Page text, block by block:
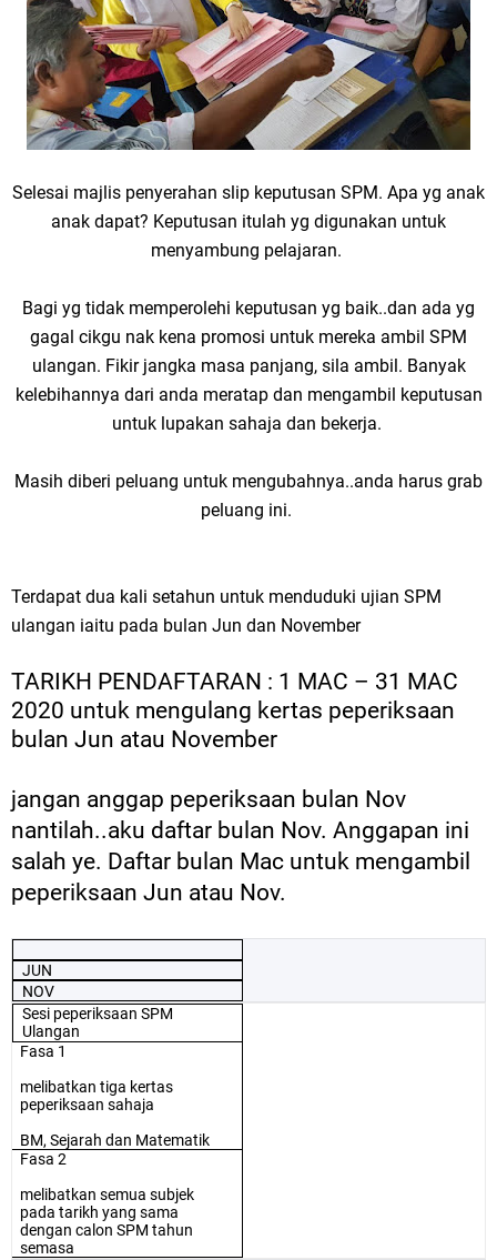
Selesai majlis penyerahan slip keputusan SPM. Apa yg anak
anak dapat? Keputusan itulah yg digunakan untuk
menyambung pelajaran.
Bagi yg tidak memperolehi keputusan yg baik..dan ada yg
gagal cikgu nak kena promosi untuk mereka ambil SPM
ulangan. Fikir jangka masa panjang, sila ambil. Banyak
kelebihannya dari anda meratap dan mengambil keputusan
untuk lupakan sahaja dan bekerja.
Masih diberi peluang untuk mengubahnya..anda harus grab
peluang ini.
Terdapat dua kali setahun untuk menduduki ujian SPM
ulangan iaitu pada bulan Jun dan November
TARIKH PENDAFTARAN : 1 MAC – 31 MAC
2020 untuk mengulang kertas peperiksaan
bulan Jun atau November
jangan anggap peperiksaan bulan Nov
nantilah..aku daftar bulan Nov. Anggapan ini
salah ye. Daftar bulan Mac untuk mengambil
peperiksaan Jun atau Nov.
JUN
NOV
Sesi peperiksaan SPM
Ulangan
Fasa 1
melibatkan tiga kertas
peperiksaan sahaja
BM, Sejarah dan Matematik
Fasa 2
melibatkan semua subjek
pada tarikh yang sama
dengan calon SPM tahun
semasa